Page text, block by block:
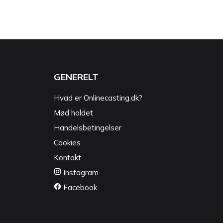
GENERELT
Hvad er Onlinecasting.dk?
Mød holdet
Handelsbetingelser
Cookies
Kontakt
Instagram
Facebook